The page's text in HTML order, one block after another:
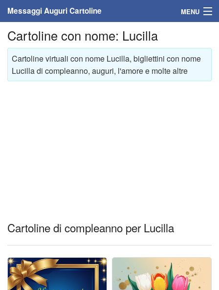
Messaggi Auguri Cartoline MENU
Home
Messaggi
Cartoline
Cartoline giorni settimana
Cartoline musicali
Cartoline animate
Cartoline con nome: Lucilla
Cartoline virtuali con nome Lucilla, bigliettini con nome
Lucilla di compleanno, auguri, l'amore e molte altre
Cartoline di compleanno per Lucilla